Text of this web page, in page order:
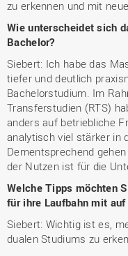
zu erkennen und mit
Wie unterscheidet sich
Bachelor?
Siebert: Ich habe das
tiefer und deutlich
Bachelorstudium. Im
Transferstudien (RTS)
anders auf betriebliche
analytisch viel stärker in
Dementsprechend
der Nutzen ist für die
Welche Tipps möchten
für ihre Laufbahn mit auf
Siebert: Wichtig ist es,
dualen Studiums zu